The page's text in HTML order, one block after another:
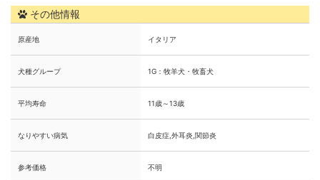
その他情報
原産地 イタリア
犬種グループ 1G：牧羊犬・牧畜犬
平均寿命 11歳～13歳
なりやすい病気 白皮症,外耳炎,関節炎
参考価格 不明